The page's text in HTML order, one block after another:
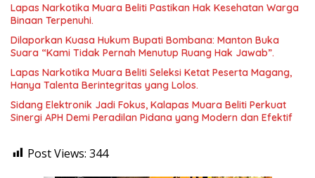
Lapas Narkotika Muara Beliti Pastikan Hak Kesehatan Warga
Binaan Terpenuhi.
Dilaporkan Kuasa Hukum Bupati Bombana: Manton Buka
Suara “Kami Tidak Pernah Menutup Ruang Hak Jawab”.
Lapas Narkotika Muara Beliti Seleksi Ketat Peserta Magang,
Hanya Talenta Berintegritas yang Lolos.
Sidang Elektronik Jadi Fokus, Kalapas Muara Beliti Perkuat
Sinergi APH Demi Peradilan Pidana yang Modern dan Efektif
Post Views: 344